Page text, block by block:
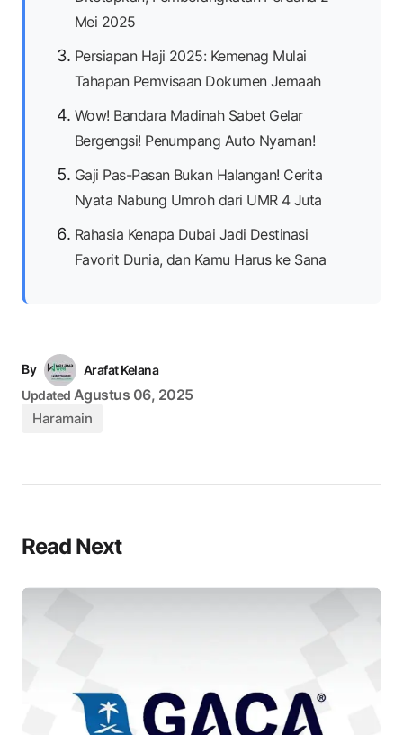
Mei 2025
Persiapan Haji 2025: Kemenag Mulai
Tahapan Pemvisaan Dokumen Jemaah
Wow! Bandara Madinah Sabet Gelar
Bergengsi! Penumpang Auto Nyaman!
Gaji Pas-Pasan Bukan Halangan! Cerita
Nyata Nabung Umroh dari UMR 4 Juta
Rahasia Kenapa Dubai Jadi Destinasi
Favorit Dunia, dan Kamu Harus ke Sana
By
Arafat Kelana
Updated Agustus 06, 2025
Haramain
Read Next